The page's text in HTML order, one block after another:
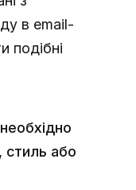
в email-
подібні
стиль або